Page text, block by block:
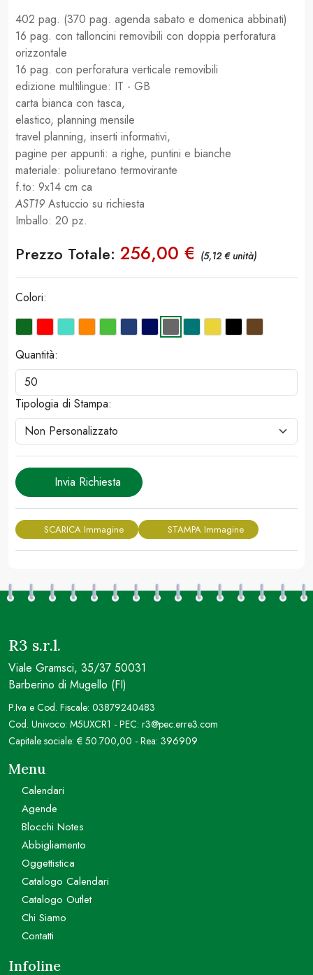
402 pag. (370 pag. agenda sabato e domenica abbinati)
16 pag. con talloncini removibili con doppia perforatura
orizzontale
16 pag. con perforatura verticale removibili
edizione multilingue: IT - GB
carta bianca con tasca,
elastico, planning mensile
travel planning, inserti informativi,
pagine per appunti: a righe, puntini e bianche
materiale: poliuretano termovirante
f.to: 9x14 cm ca
AST19 Astuccio su richiesta
Imballo: 20 pz.
Prezzo Totale: 256,00 € (5,12 € unità)
Colori:
Quantità:
Tipologia di Stampa:
Invia Richiesta
SCARICA Immagine STAMPA Immagine
R3 s.r.l.
Viale Gramsci, 35/37 50031
Barberino di Mugello (FI)
P.Iva e Cod. Fiscale: 03879240483
Cod. Univoco: M5UXCR1 - PEC: r3@pec.erre3.com
Capitale sociale: € 50.700,00 - Rea: 396909
Menu
Calendari
Agende
Blocchi Notes
Abbigliamento
Oggettistica
Catalogo Calendari
Catalogo Outlet
Chi Siamo
Contatti
Infoline